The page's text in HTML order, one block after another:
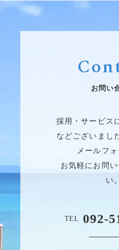
お問い
採用・サービス
などございまし
メールフ
お気軽にお問
い。
TEL 092-